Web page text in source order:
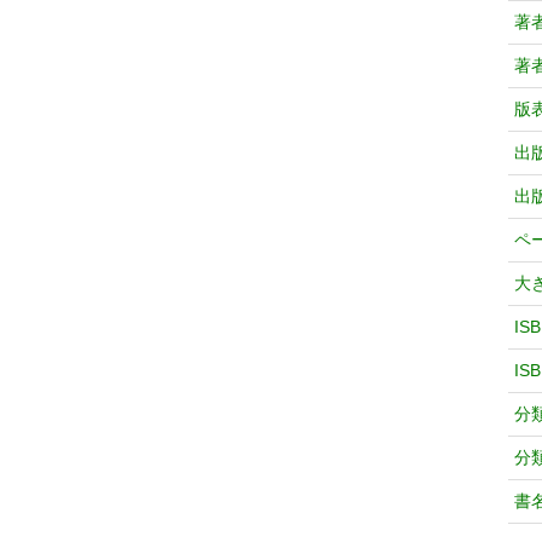
著
著
版
出
出
ペ
大
分
分
書